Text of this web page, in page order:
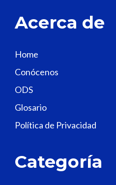
h
f
i
e
d
b
n
Acerca de
Home
Conócenos
ODS
Glosario
Política de Privacidad
Categoría